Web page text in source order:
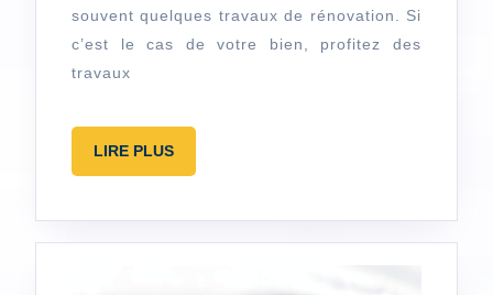
d’une
maison
souvent quelques travaux de rénovation. Si
c’est le cas de votre bien, profitez des
travaux
LIRE PLUSLIRE
PLUS